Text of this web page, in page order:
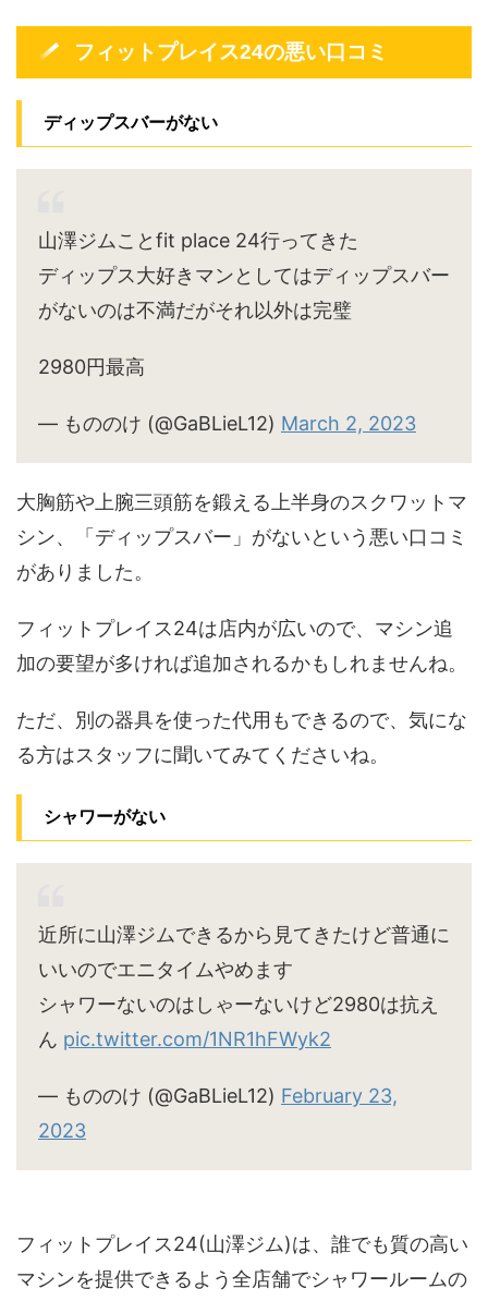
フィットプレイス24の悪い口コミ
ディップスバーがない
山澤ジムことfit place 24行ってきた
ディップス大好きマンとしてはディップスバー
がないのは不満だがそれ以外は完璧
2980円最高
— もののけ (@GaBLieL12) March 2, 2023
大胸筋や上腕三頭筋を鍛える上半身のスクワットマ
シン、「ディップスバー」がないという悪い口コミ
がありました。
フィットプレイス24は店内が広いので、マシン追
加の要望が多ければ追加されるかもしれませんね。
ただ、別の器具を使った代用もできるので、気にな
る方はスタッフに聞いてみてくださいね。
シャワーがない
近所に山澤ジムできるから見てきたけど普通に
いいのでエニタイムやめます
シャワーないのはしゃーないけど2980は抗え
ん pic.twitter.com/1NR1hFWyk2
— もののけ (@GaBLieL12) February 23,
2023
フィットプレイス24(山澤ジム)は、誰でも質の高い
マシンを提供できるよう全店舗でシャワールームの